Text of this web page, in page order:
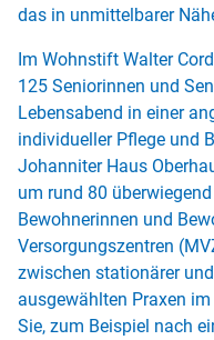
das in unmittelbarer
Im Wohnstift Walter
125 Seniorinnen und
Lebensabend in einer
individueller Pflege und
Johanniter Haus
um rund 80
Bewohnerinnen und
Versorgungszentren
zwischen stationärer
ausgewählten Praxen
Sie, zum Beispiel nach